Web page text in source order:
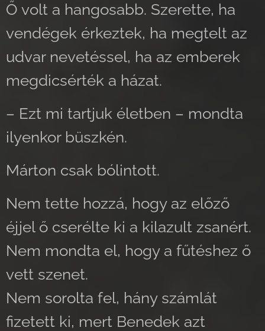
Ő volt a hangosabb. Szerette, ha
vendégek érkeztek, ha megtelt az
udvar nevetéssel, ha az emberek
megdicsérték a házat.
– Ezt mi tartjuk életben – mondta
ilyenkor büszkén.
Márton csak bólintott.
Nem tette hozzá, hogy az előző
éjjel ő cserélte ki a kilazult zsanért.
Nem mondta el, hogy a fűtéshez ő
vett szenet.
Nem sorolta fel, hány számlát
fizetett ki, mert Benedek azt